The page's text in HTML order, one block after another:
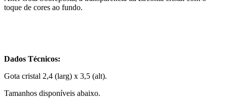
toque de cores ao fundo.
Dados Técnicos:
Gota cristal 2,4 (larg) x 3,5 (alt).
Tamanhos disponíveis abaixo.